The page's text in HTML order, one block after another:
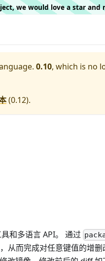
we would love a star and
0.10, which is no
(0.12).
和多语言 API。 通过
从而完成对任意键值的增